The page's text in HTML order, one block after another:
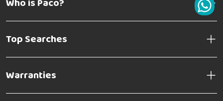
Top Searches
Warranties